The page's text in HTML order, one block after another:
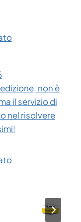
non è
il servizio di
nel risolvere